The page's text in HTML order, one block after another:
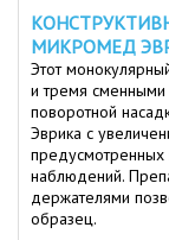
МИКРОМЕД
Этот
и тремя сменными
поворотной
Эврика с
предусмотренных
наблюдений.
держателями
образец.